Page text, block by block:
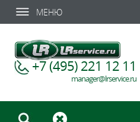
МЕНЮ
+7 (495) 221 12 11
manager@lrservice.ru